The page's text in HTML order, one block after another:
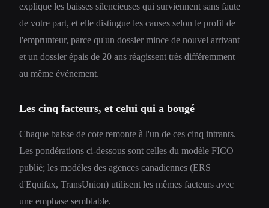
explique les baisses silencieuses qui surviennent sans faute
de votre part, et elle distingue les causes selon le profil de
l'emprunteur, parce qu'un dossier mince de nouvel arrivant
et un dossier épais de 20 ans réagissent très différemment
au même événement.
Les cinq facteurs, et celui qui a bougé
Chaque baisse de cote remonte à l'un de ces cinq intrants.
Les pondérations ci-dessous sont celles du modèle FICO
publié; les modèles des agences canadiennes (ERS
d'Equifax, TransUnion) utilisent les mêmes facteurs avec
une emphase semblable.